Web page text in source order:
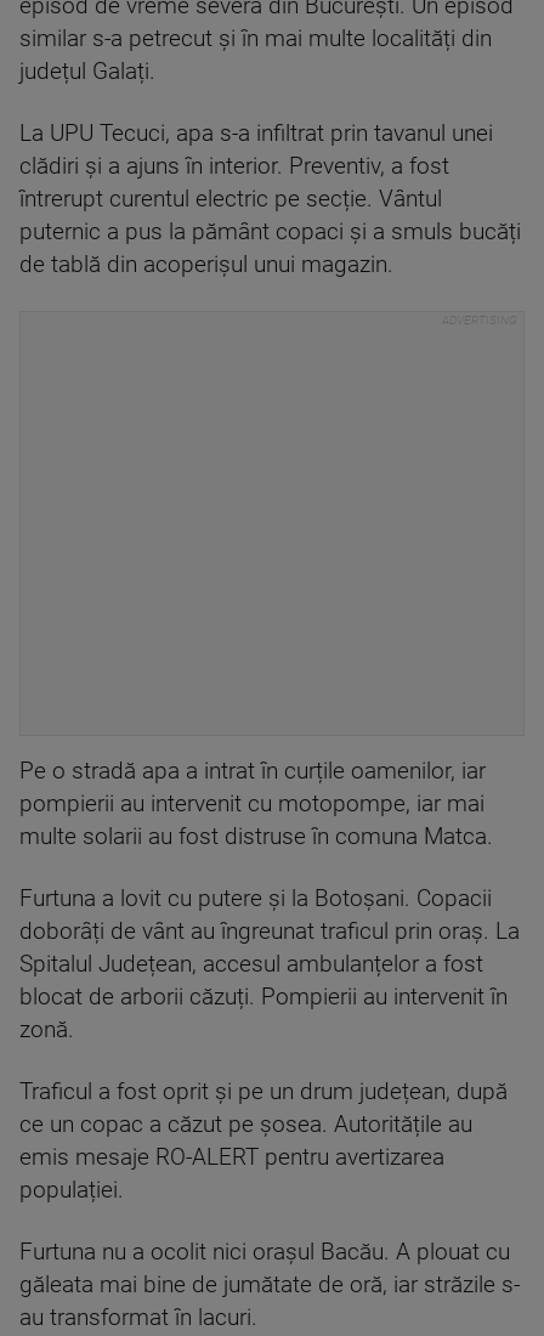
episod de vreme severă din București. Un episod
similar s-a petrecut și în mai multe localități din
județul Galați.
La UPU Tecuci, apa s-a infiltrat prin tavanul unei
clădiri și a ajuns în interior. Preventiv, a fost
întrerupt curentul electric pe secție. Vântul
puternic a pus la pământ copaci și a smuls bucăți
de tablă din acoperișul unui magazin.
Pe o stradă apa a intrat în curțile oamenilor, iar
pompierii au intervenit cu motopompe, iar mai
multe solarii au fost distruse în comuna Matca.
Furtuna a lovit cu putere și la Botoșani. Copacii
doborâți de vânt au îngreunat traficul prin oraș. La
Spitalul Județean, accesul ambulanțelor a fost
blocat de arborii căzuți. Pompierii au intervenit în
zonă.
Traficul a fost oprit și pe un drum județean, după
ce un copac a căzut pe șosea. Autoritățile au
emis mesaje RO-ALERT pentru avertizarea
populației.
Furtuna nu a ocolit nici orașul Bacău. A plouat cu
găleata mai bine de jumătate de oră, iar străzile s-
au transformat în lacuri.